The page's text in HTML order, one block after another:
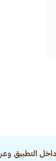
التطبيق